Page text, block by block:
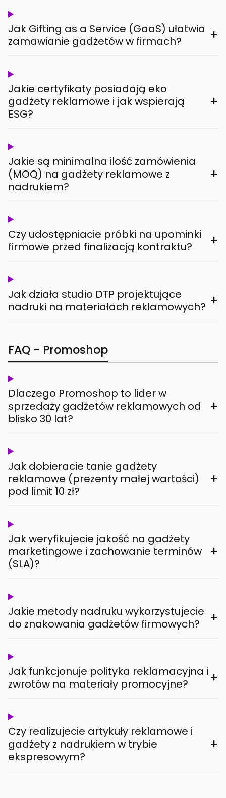
Jak Gifting as a Service (GaaS) ułatwia
zamawianie gadżetów w firmach?
+
Jakie certyfikaty posiadają eko
gadżety reklamowe i jak wspierają
ESG?
+
Jakie są minimalna ilość zamówienia
(MOQ) na gadżety reklamowe z
nadrukiem?
+
Czy udostępniacie próbki na upominki
firmowe przed finalizacją kontraktu?
+
Jak działa studio DTP projektujące
nadruki na materiałach reklamowych? +
FAQ - Promoshop
Dlaczego Promoshop to lider w
sprzedaży gadżetów reklamowych od
blisko 30 lat?
+
Jak dobieracie tanie gadżety
reklamowe (prezenty małej wartości)
pod limit 10 zł?
+
Jak weryfikujecie jakość na gadżety
marketingowe i zachowanie terminów
(SLA)?
+
Jakie metody nadruku wykorzystujecie
do znakowania gadżetów firmowych?
+
Jak funkcjonuje polityka reklamacyjna i
zwrotów na materiały promocyjne?
+
Czy realizujecie artykuły reklamowe i
gadżety z nadrukiem w trybie
ekspresowym?
+